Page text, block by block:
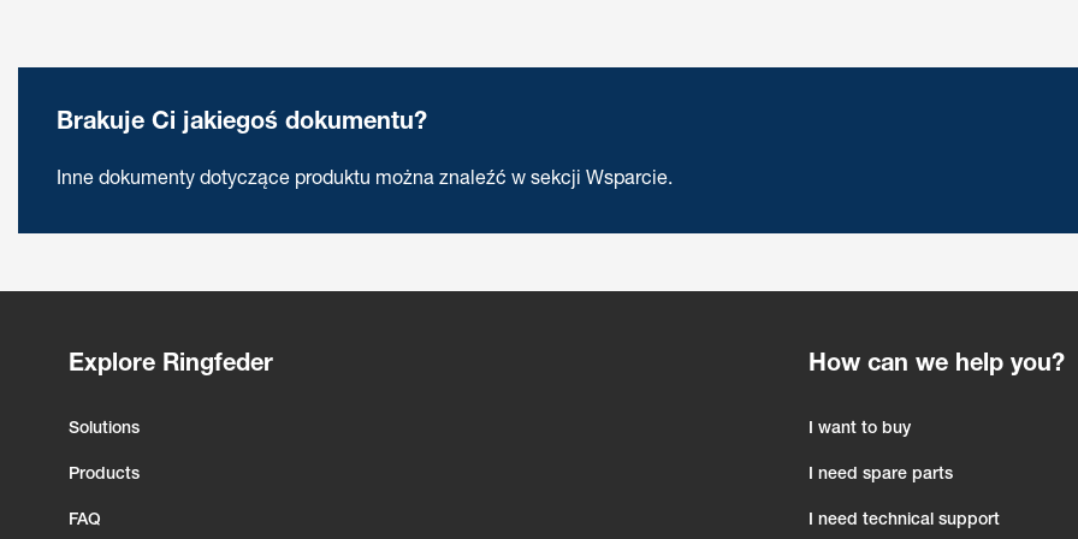
Brakuje Ci jakiegoś dokumentu?
Inne dokumenty dotyczące produktu można znaleźć w sekcji Wsparcie.
Explore Ringfeder
Solutions
Products
FAQ
How can we help you?
I want to buy
I need spare parts
I need technical support